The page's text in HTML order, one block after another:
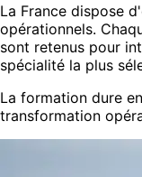
La France dispose
opérationnels.
sont retenus pour
spécialité la plus
La formation dure
transformation